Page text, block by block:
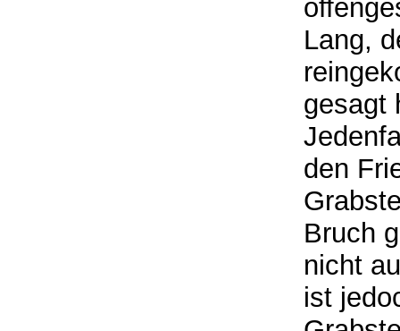
Lang,
gesagt
den
Bruch
nicht
ist